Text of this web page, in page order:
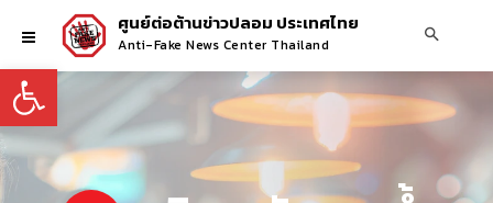
Open toolbar
ศูนย์ต่อต้านข่าวปลอม ประเทศไทย
Anti-Fake News Center Thailand